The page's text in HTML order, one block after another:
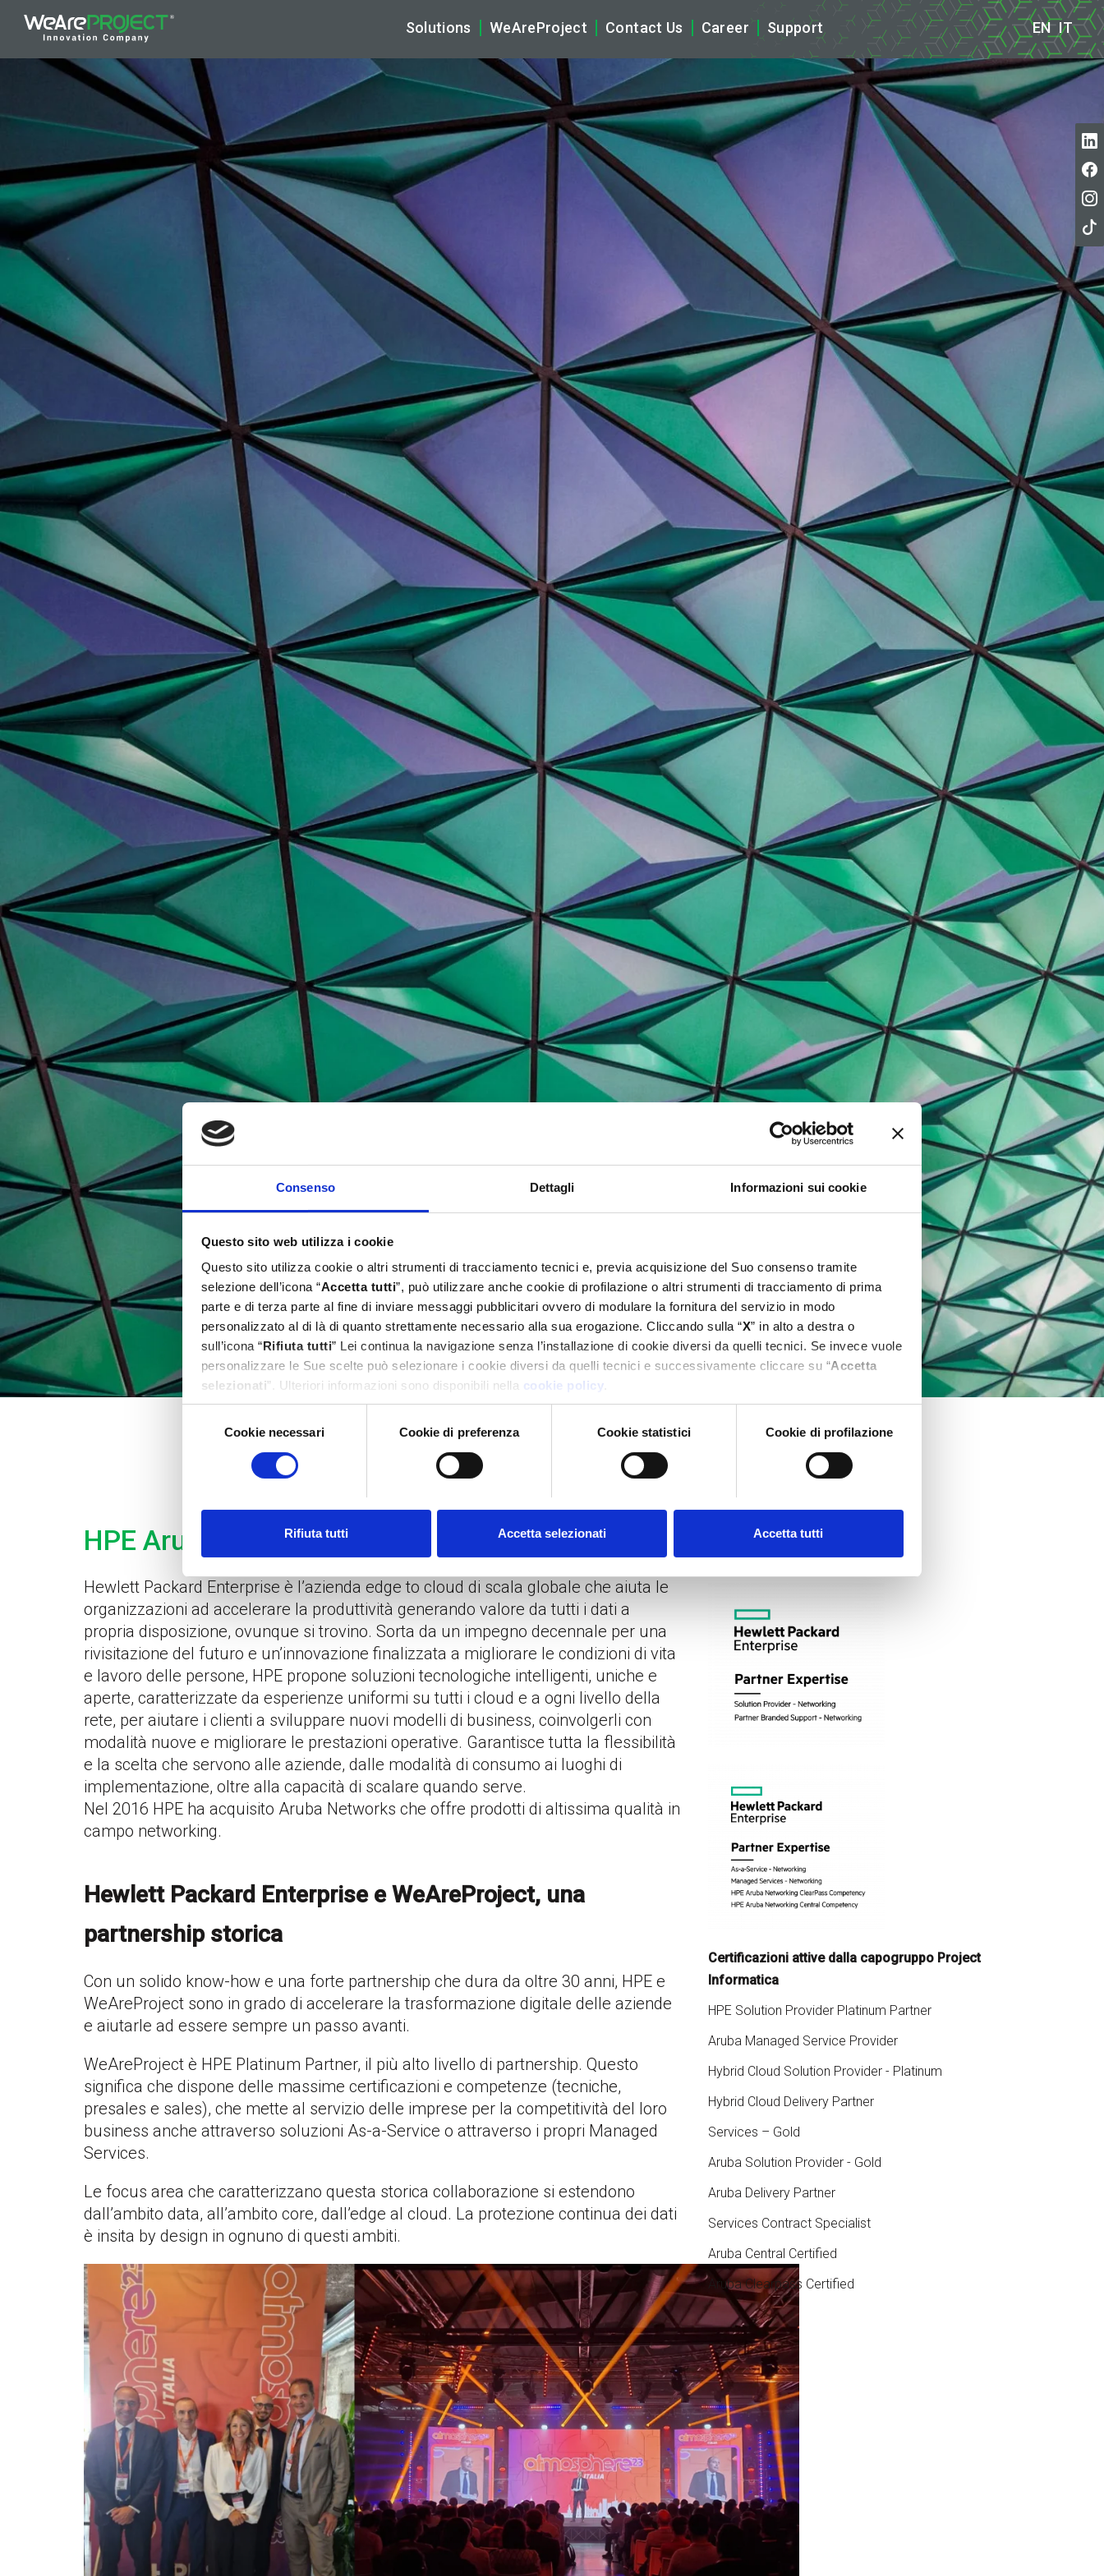
Consenso Dettagli Informazioni sui cookie
Questo sito web utilizza i cookie
Questo sito utilizza cookie o altri strumenti di tracciamento tecnici e, previa acquisizione del Suo consenso tramite
selezione dell’icona “Accetta tutti”, può utilizzare anche cookie di profilazione o altri strumenti di tracciamento di prima
parte e di terza parte al fine di inviare messaggi pubblicitari ovvero di modulare la fornitura del servizio in modo
personalizzato al di là di quanto strettamente necessario alla sua erogazione. Cliccando sulla “X” in alto a destra o
sull’icona “Rifiuta tutti” Lei continua la navigazione senza l’installazione di cookie diversi da quelli tecnici. Se invece vuole
personalizzare le Sue scelte può selezionare i cookie diversi da quelli tecnici e successivamente cliccare su “Accetta
selezionati”. Ulteriori informazioni sono disponibili nella cookie policy
Cookie necessari Cookie di preferenza Cookie statistici Cookie di profilazione
Rifiuta tutti Accetta selezionati Accetta tutti
Solutions
Artificial Intelligence
Hybrid Multicloud & Networking
Digital Workplace & Audio Video Solutions (AV)
Application & Data
Managed Services
WeAreProject
Our Story
The companies
Vision, Mission & Core Values
Compliance, Privacy and ISO Certifications
Contact Us Career Support EN IT
HPE Aruba
Hewlett Packard Enterprise è l’azienda edge to cloud di scala globale che aiuta le
organizzazioni ad accelerare la produttività generando valore da tutti i dati a
propria disposizione, ovunque si trovino. Sorta da un impegno decennale per una
rivisitazione del futuro e un’innovazione finalizzata a migliorare le condizioni di vita
e lavoro delle persone, HPE propone soluzioni tecnologiche intelligenti, uniche e
aperte, caratterizzate da esperienze uniformi su tutti i cloud e a ogni livello della
rete, per aiutare i clienti a sviluppare nuovi modelli di business, coinvolgerli con
modalità nuove e migliorare le prestazioni operative. Garantisce tutta la flessibilità
e la scelta che servono alle aziende, dalle modalità di consumo ai luoghi di
implementazione, oltre alla capacità di scalare quando serve.
Nel 2016 HPE ha acquisito Aruba Networks che offre prodotti di altissima qualità in
campo networking.
Hewlett Packard Enterprise e WeAreProject, una
partnership storica
Con un solido know-how e una forte partnership che dura da oltre 30 anni, HPE e
WeAreProject sono in grado di accelerare la trasformazione digitale delle aziende
e aiutarle ad essere sempre un passo avanti.
WeAreProject è HPE Platinum Partner, il più alto livello di partnership. Questo
significa che dispone delle massime certificazioni e competenze (tecniche,
presales e sales), che mette al servizio delle imprese per la competitività del loro
business anche attraverso soluzioni As-a-Service o attraverso i propri Managed
Services.
Le focus area che caratterizzano questa storica collaborazione si estendono
dall’ambito data, all’ambito core, dall’edge al cloud. La protezione continua dei dati
è insita by design in ognuno di questi ambiti.
CERTIFICATIONS
Certificazioni attive dalla capogruppo Project
Informatica
HPE Solution Provider Platinum Partner
Aruba Managed Service Provider
Hybrid Cloud Solution Provider - Platinum
Hybrid Cloud Delivery Partner
Services – Gold
Aruba Solution Provider - Gold
Aruba Delivery Partner
Services Contract Specialist
Aruba Central Certified
Aruba Clearpass Certified